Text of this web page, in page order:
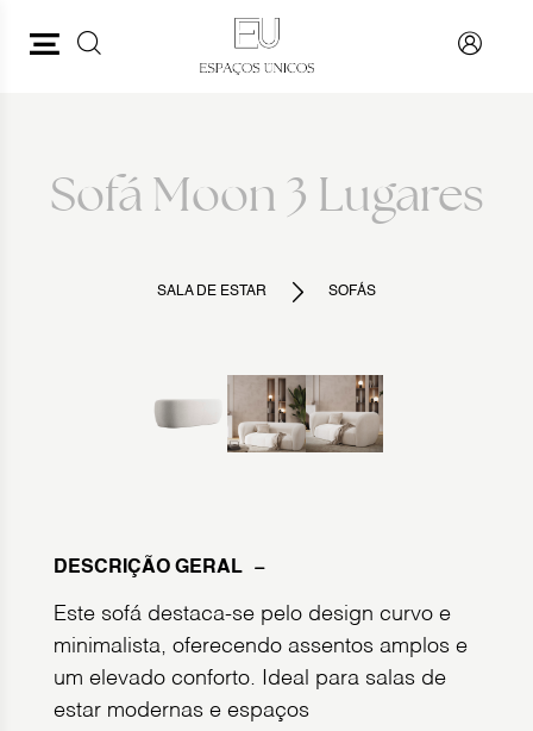
Sofá Moon 3 Lugares
SALA DE ESTAR SOFÁS
DESCRIÇÃO GERAL
Este sofá destaca-se pelo design curvo e
minimalista, oferecendo assentos amplos e
um elevado conforto. Ideal para salas de
estar modernas e espaços
PESQUISAR